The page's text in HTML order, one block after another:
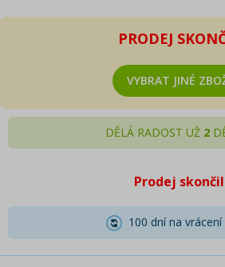
PRODEJ
VYBRAT JINÉ
DĚLÁ RADOST UŽ 2
Prodej skončil
100 dní na vrácení